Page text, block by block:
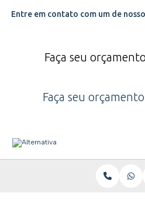
Entre em contato com um de
Faça seu
Faça seu